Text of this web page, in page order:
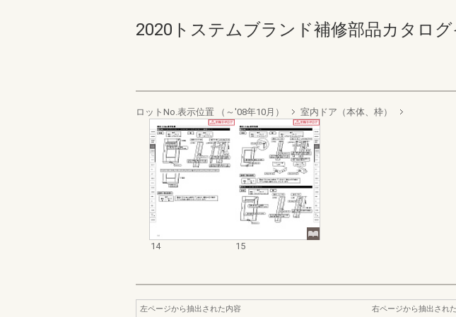
2020トステムブランド補修部品カタロ
ロットNo.表示位置 （～'08年10月） 室内ドア（本体、枠）
14 15
左ページから抽出された内容
右ページから抽出され